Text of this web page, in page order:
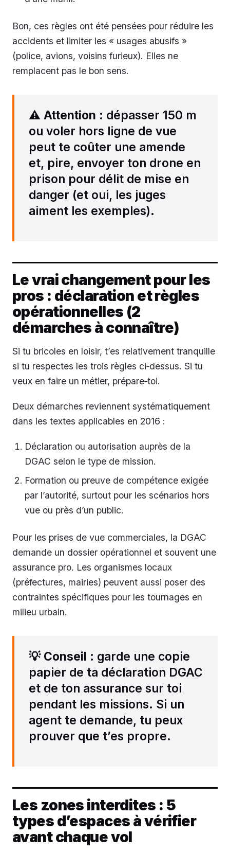
Bon, ces règles ont été pensées pour réduire les
accidents et limiter les « usages abusifs »
(police, avions, voisins furieux). Elles ne
remplacent pas le bon sens.
⚠️ Attention : dépasser 150 m
ou voler hors ligne de vue
peut te coûter une amende
et, pire, envoyer ton drone en
prison pour délit de mise en
danger (et oui, les juges
aiment les exemples).
Le vrai changement pour les
pros : déclaration et règles
opérationnelles (2
démarches à connaître)
Si tu bricoles en loisir, t’es relativement tranquille
si tu respectes les trois règles ci‑dessus. Si tu
veux en faire un métier, prépare‑toi.
Deux démarches reviennent systématiquement
dans les textes applicables en 2016 :
Déclaration ou autorisation auprès de la
DGAC selon le type de mission.
Formation ou preuve de compétence exigée
par l’autorité, surtout pour les scénarios hors
vue ou près d’un public.
Pour les prises de vue commerciales, la DGAC
demande un dossier opérationnel et souvent une
assurance pro. Les organismes locaux
(préfectures, mairies) peuvent aussi poser des
contraintes spécifiques pour les tournages en
milieu urbain.
💡 Conseil : garde une copie
papier de ta déclaration DGAC
et de ton assurance sur toi
pendant les missions. Si un
agent te demande, tu peux
prouver que t’es propre.
Les zones interdites : 5
types d’espaces à vérifier
avant chaque vol